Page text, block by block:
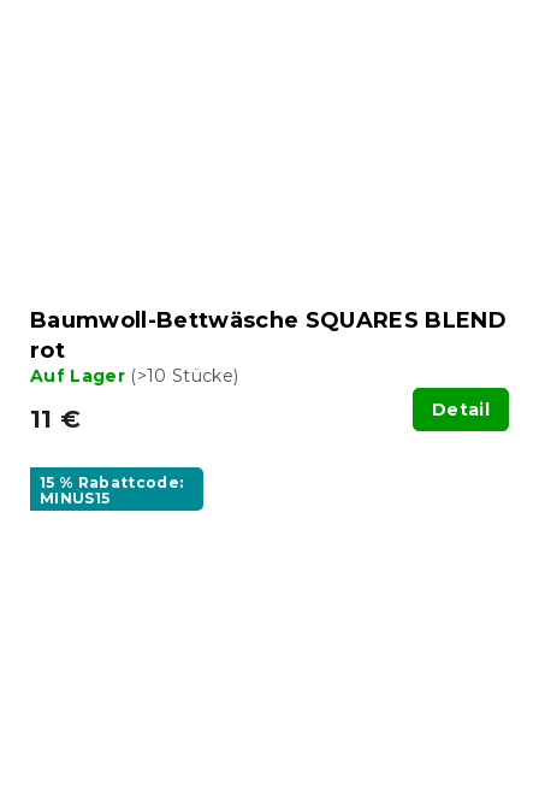
Baumwoll-Bettwäsche SQUARES BLEND
rot
Auf Lager (>10 Stücke)
11 € Detail
15 % Rabattcode:
MINUS15